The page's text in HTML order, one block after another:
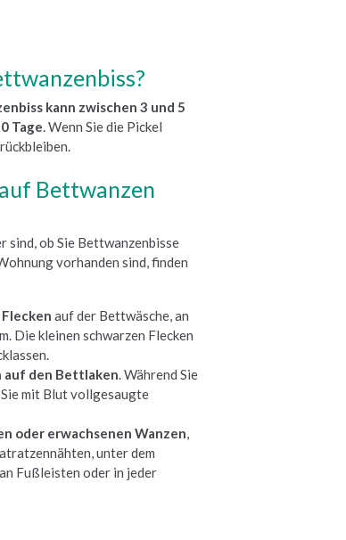
kann zwischen 3 und 5
Tage. Wenn Sie die Pickel
Bettwanzen
sind, ob Sie Bettwanzenbisse
vorhanden sind, finden
auf der Bettwäsche, an
Die kleinen schwarzen Flecken
auf den Bettlaken. Während Sie
Sie mit Blut vollgesaugte
oder erwachsenen Wanzen,
unter dem
Fußleisten oder in jeder